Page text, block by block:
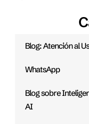
Blog: Atención al
WhatsApp
Blog sobre
AI